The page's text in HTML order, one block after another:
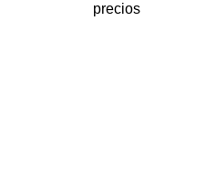
precios